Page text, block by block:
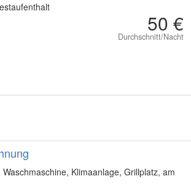
50 €
Durchschnitt/Nacht
Klimaanlage, Grillplatz, am